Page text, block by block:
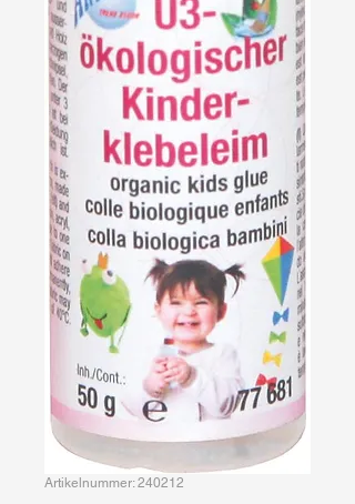
Artikelnummer: 240212